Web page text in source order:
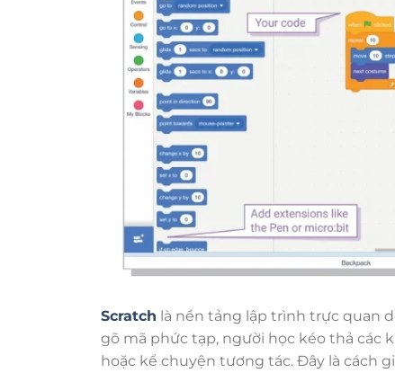
Scratch là nền tảng lập trình trực quan
gõ mã phức tạp, người học kéo thả các
hoặc kể chuyện tương tác. Đây là cách